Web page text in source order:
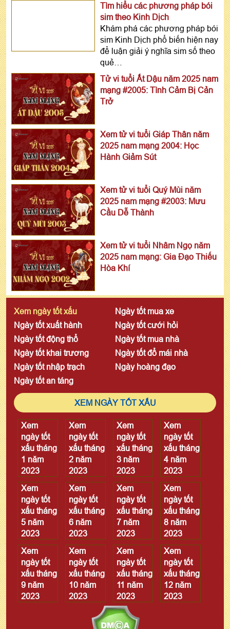
Tìm hiểu các phương pháp bói
sim theo Kinh Dịch
Khám phá các phương pháp bói
sim Kinh Dịch phổ biến hiện nay
để luận giải ý nghĩa sim số theo
quẻ…
Tử vi tuổi Ất Dậu năm 2025 nam
mạng #2005: Tình Cảm Bị Cản
Trở
Xem tử vi tuổi Giáp Thân năm
2025 nam mạng 2004: Học
Hành Giảm Sút
Xem tử vi tuổi Quý Mùi năm
2025 nam mạng #2003: Mưu
Cầu Dễ Thành
Xem tử vi tuổi Nhâm Ngọ năm
2025 nam mạng: Gia Đạo Thiếu
Hòa Khí
Xem ngày tốt xấu
Ngày tốt mua xe
Ngày tốt xuất hành
Ngày tốt cưới hỏi
Ngày tốt động thổ
Ngày tốt mua nhà
Ngày tốt khai trương
Ngày tốt đổ mái nhà
Ngày tốt nhập trạch
Ngày hoàng đạo
Ngày tốt an táng
XEM NGÀY TỐT XẤU
Xem
ngày tốt
xấu tháng
1 năm
2023
Xem
ngày tốt
xấu tháng
2 năm
2023
Xem
ngày tốt
xấu tháng
3 năm
2023
Xem
ngày tốt
xấu tháng
4 năm
2023
Xem
ngày tốt
xấu tháng
5 năm
2023
Xem
ngày tốt
xấu tháng
6 năm
2023
Xem
ngày tốt
xấu tháng
7 năm
2023
Xem
ngày tốt
xấu tháng
8 năm
2023
Xem
ngày tốt
xấu tháng
9 năm
2023
Xem
ngày tốt
xấu tháng
10 năm
2023
Xem
ngày tốt
xấu tháng
11 năm
2023
Xem
ngày tốt
xấu tháng
12 năm
2023